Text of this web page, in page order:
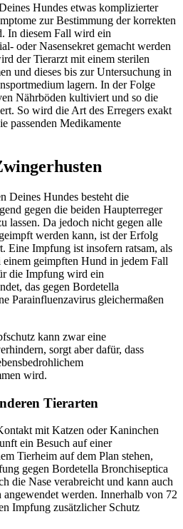
Hundes etwas komplizierter
zur Bestimmung der korrekten
In diesem Fall wird ein
oder Nasensekret gemacht werden
der Tierarzt mit einem sterilen
und dieses bis zur Untersuchung in
lagern. In der Folge
Nährböden kultiviert und so die
So wird die Art des Erregers exakt
passenden Medikamente
Deines Hundes besteht die
gegen die beiden Haupterreger
lassen. Da jedoch nicht gegen alle
werden kann, ist der Erfolg
Eine Impfung ist insofern ratsam, als
geimpften Hund in jedem Fall
die Impfung wird ein
das gegen Bordetella
Parainfluenzavirus gleichermaßen
kann zwar eine
sorgt aber dafür, dass
wird.
Tierarten
mit Katzen oder Kaninchen
ein Besuch auf einer
Tierheim auf dem Plan stehen,
gegen Bordetella Bronchiseptica
die Nase verabreicht und kann auch
werden. Innerhalb von 72
Impfung zusätzlicher Schutz